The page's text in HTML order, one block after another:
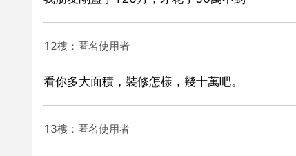
12樓：匿名使用者
看你多大面積，裝修怎樣，幾十萬吧。
13樓：匿名使用者